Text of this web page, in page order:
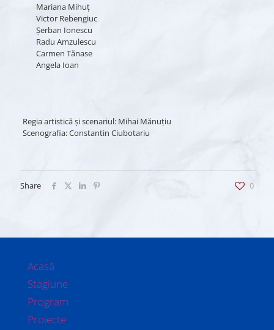
Mariana Mihuţ
Victor Rebengiuc
Şerban Ionescu
Radu Amzulescu
Carmen Tănase
Angela Ioan
Regia artistică și scenariul: Mihai Mănuţiu
Scenografia: Constantin Ciubotariu
Share 0
Acasă
Stagiune
Program
Proiecte